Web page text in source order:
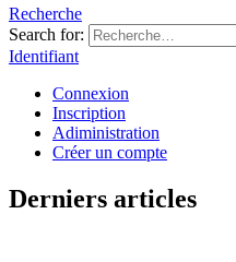
Recherche
Search for:
Identifiant
Connexion
Inscription
Adiministration
Créer un compte
Derniers articles